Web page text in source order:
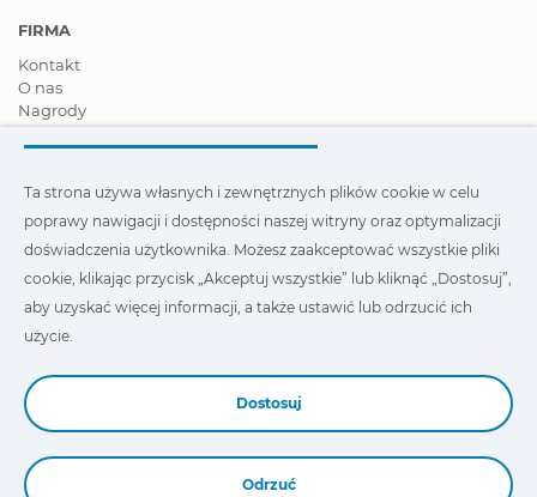
FIRMA
Kontakt
O nas
Nagrody
Certyfikaty
Aktualności
Film
FAQ - Najczęściej zadawane pytania
Ta strona wykorzystuje nasze własne i zewnętrzne pliki cookie,
aby poprawić nawigację i dostępność naszej witryny oraz
ustawić lub odmówić ich użycia.
Ta strona używa własnych i zewnętrznych plików cookie w celu
poprawy nawigacji i dostępności naszej witryny oraz optymalizacji
doświadczenia użytkownika. Możesz zaakceptować wszystkie pliki
cookie, klikając przycisk „Akceptuj wszystkie” lub kliknąć „Dostosuj”,
aby uzyskać więcej informacji, a także ustawić lub odrzucić ich
użycie.
Dostosuj
Odrzuć